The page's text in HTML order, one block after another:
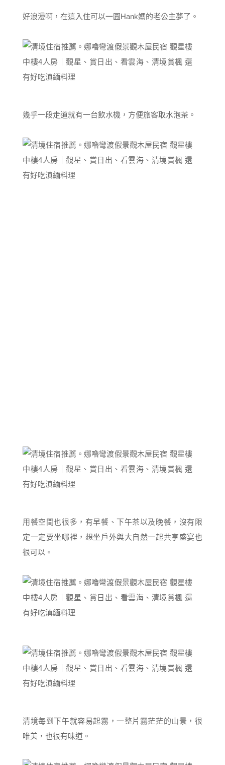
好浪漫啊，在這入住可以一圓Hank媽的老公主夢了。
幾乎一段走道就有一台飲水機，方便旅客取水泡茶。
用餐空間也很多，有早餐、下午茶以及晚餐，沒有限
定一定要坐哪裡，想坐戶外與大自然一起共享盛宴也
很可以。
清境每到下午就容易起霧，一整片霧茫茫的山景，很
唯美，也很有味道。